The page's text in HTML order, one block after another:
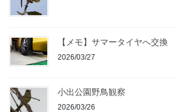
【メモ】サマータイヤへ交換
2026/03/27
小出公園野鳥観察
2026/03/26